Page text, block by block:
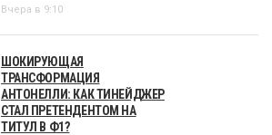
Вчера в 9:10
ШОКИРУЮЩАЯ
ТРАНСФОРМАЦИЯ
АНТОНЕЛЛИ: КАК ТИНЕЙДЖЕР
СТАЛ ПРЕТЕНДЕНТОМ НА
ТИТУЛ В Ф1?